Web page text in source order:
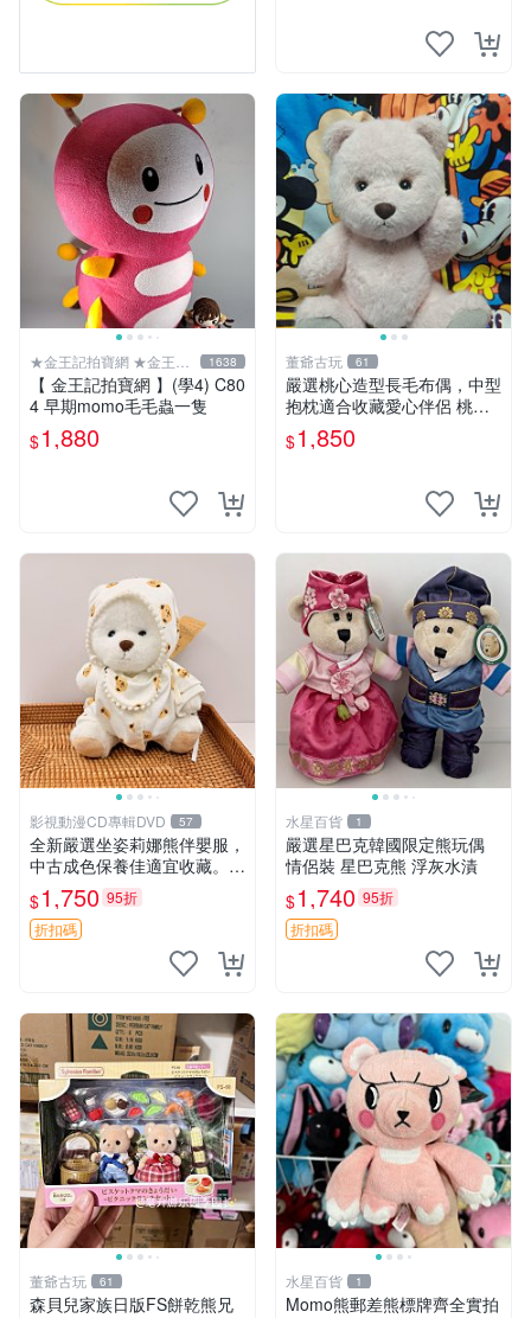
★金王記拍寶網 ★金王記
拍寶趣
1638
【 金王記拍寶網 】(學4) C80
4 早期momo毛毛蟲一隻
$1,880
董爺古玩 61
嚴選桃心造型長毛布偶，中型
抱枕適合收藏愛心伴侶 桃心
抱枕 布娃娃 猛咬布偶
$1,850
影視動漫CD專輯DVD 57
全新嚴選坐姿莉娜熊伴嬰服，
中古成色保養佳適宜收藏。無
盒子但品質完好，快速出貨。
建議入手！ 中古 玩偶 滬漫
$1,750 95折
折扣碼
水星百貨 1
嚴選星巴克韓國限定熊玩偶
情侶裝 星巴克熊 浮灰水漬
$1,740 95折
折扣碼
董爺古玩 61
森貝兒家族日版FS餅乾熊兄
水星百貨 1
Momo熊郵差熊標牌齊全實拍